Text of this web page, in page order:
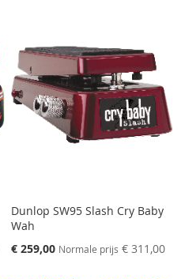
TE
VERGELIJKEN
Dunlop SW95 Slash Cry Baby
Wah
Speciale
€ 259,00 Normale prijs € 311,00